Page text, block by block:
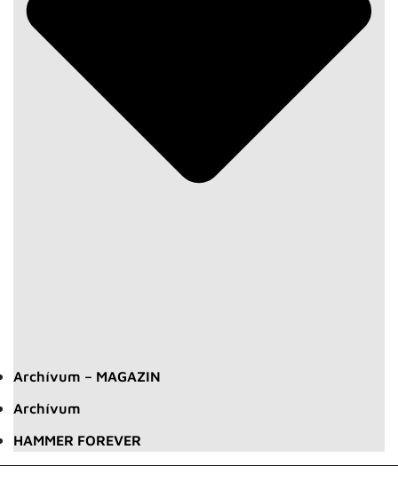
Archívum – MAGAZIN
Archívum
HAMMER FOREVER